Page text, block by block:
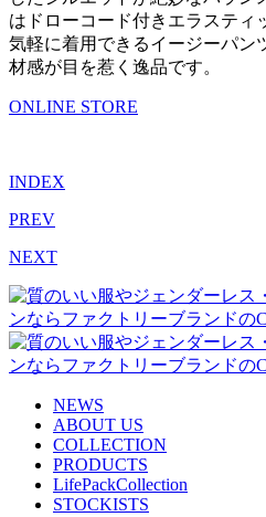
はドローコード付きエラスティ
気軽に着用できるイージーパン
材感が目を惹く逸品です。
ONLINE STORE
INDEX
PREV
NEXT
NEWS
ABOUT US
COLLECTION
PRODUCTS
LifePackCollection
STOCKISTS